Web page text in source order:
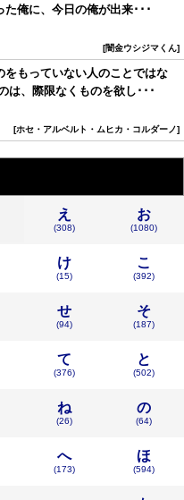
俺に、今日の俺が出来･･･
闇金ウシジマくん
をもっていない人のことではな
は、際限なくものを欲し･･･
ホセ・アルベルト・ムヒカ・コルダーノ
え
(308)
お
(1080)
け
(15)
こ
(392)
せ
(94)
そ
(187)
て
(376)
と
(502)
ね
(26)
の
(64)
へ
(173)
ほ
(594)